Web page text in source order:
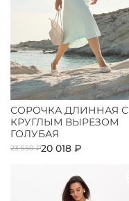
СОРОЧКА ДЛИННАЯ С
КРУГЛЫМ ВЫРЕЗОМ
ГОЛУБАЯ
23 550 ₽20 018 ₽